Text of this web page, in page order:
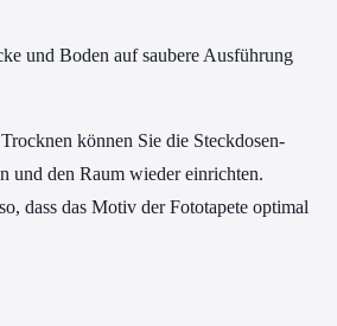
und Boden auf saubere Ausführung
können Sie die Steckdosen-
und den Raum wieder einrichten.
dass das Motiv der Fototapete optimal